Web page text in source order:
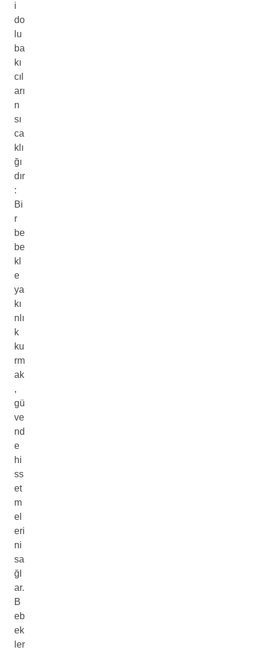
i
do
lu
ba
kı
cıl
arı
n
sı
ca
klı
ğı
dır
:
Bi
r
be
be
kl
e
ya
kı
nlı
k
ku
rm
ak
,
gü
ve
nd
e
hi
ss
et
m
el
eri
ni
sa
ğl
ar.
B
eb
ek
ler